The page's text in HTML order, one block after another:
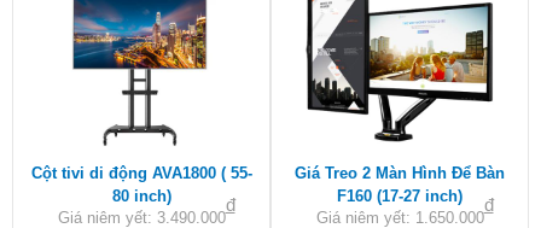
Cột tivi di động AVA1800 ( 55-
80 inch)
Giá niêm yết: 3.490.000
đ
Giá Treo 2 Màn Hình Để Bàn
F160 (17-27 inch)
Giá niêm yết: 1.650.000
đ